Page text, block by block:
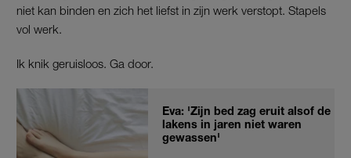
niet kan binden en zich het liefst in zijn werk verstopt. Stapels
vol werk.
Ik knik geruisloos. Ga door.
Eva: 'Zijn bed zag eruit alsof de
lakens in jaren niet waren
gewassen'